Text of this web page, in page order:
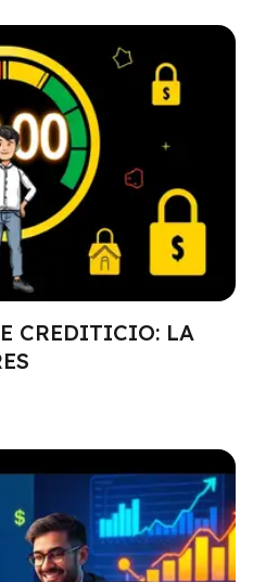
CREDITICIO: LA